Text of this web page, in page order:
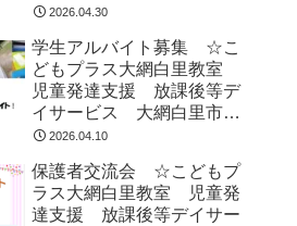
市 白子町
2026.04.30
学生アルバイト募集 ☆こ
どもプラス大網白里教室
児童発達支援 放課後等デ
イサービス 大網白里市
茂原市 白子町
2026.04.10
保護者交流会 ☆こどもプ
ラス大網白里教室 児童発
達支援 放課後等デイサー